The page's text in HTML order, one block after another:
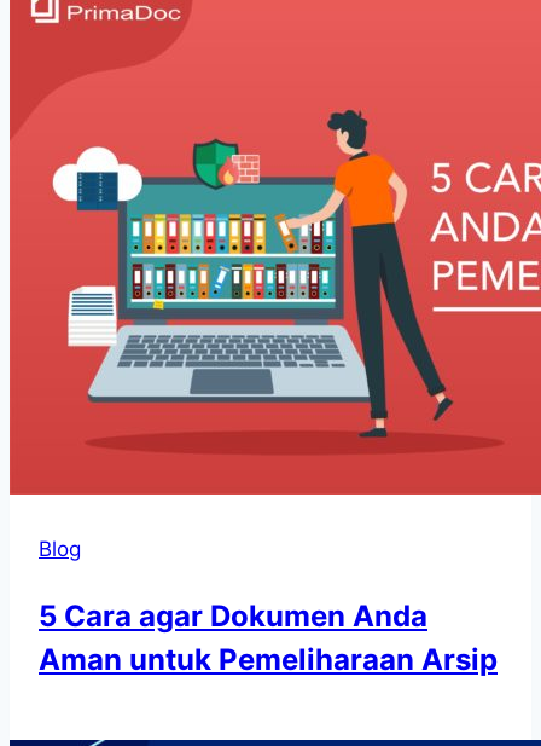
Blog
5 Cara agar Dokumen Anda
Aman untuk Pemeliharaan Arsip